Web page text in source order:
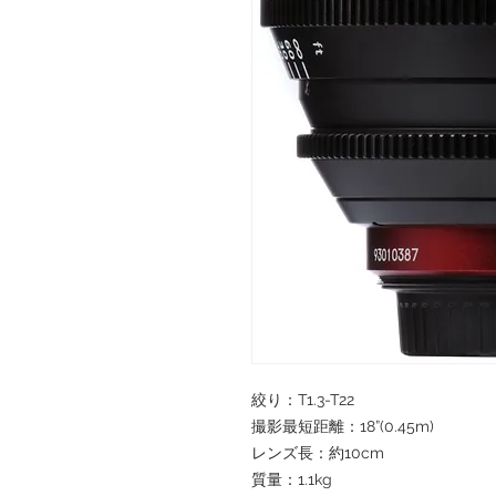
絞り：T1.3-T22
撮影最短距離：18”(0.45m)
レンズ長：約10cm
質量：1.1kg